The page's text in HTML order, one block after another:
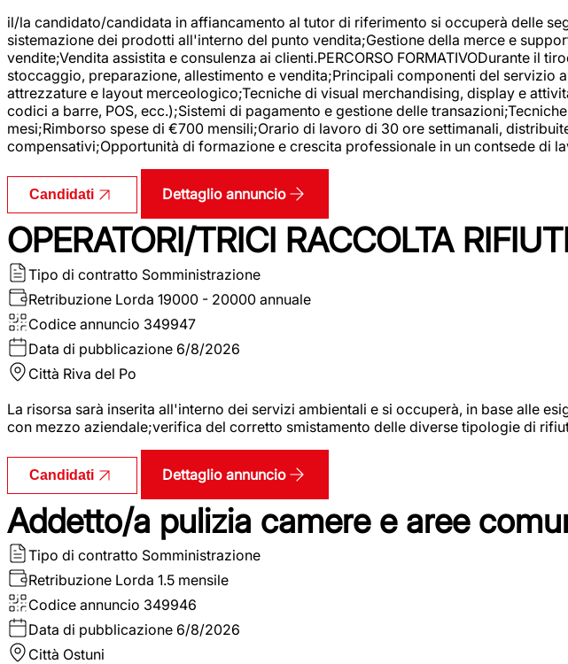
il/la candidato/candidata in affiancamento al tutor di riferimento si occuperà delle
sistemazione dei prodotti all'interno del punto vendita;Gestione della merce e
vendite;Vendita assistita e consulenza ai clienti.PERCORSO FORMATIVODurante
stoccaggio, preparazione, allestimento e vendita;Principali componenti del
attrezzature e layout merceologico;Tecniche di visual merchandising, display e
codici a barre, POS, ecc.);Sistemi di pagamento e gestione delle
mesi;Rimborso spese di €700 mensili;Orario di lavoro di 30 ore settimanali,
compensativi;Opportunità di formazione e crescita professionale in un contsede di
Candidati Dettaglio annuncio
OPERATORI/TRICI RACCOLTA
Tipo di contratto Somministrazione
Retribuzione Lorda 19000 - 20000 annuale
Codice annuncio 349947
Data di pubblicazione 6/8/2026
Città Riva del Po
La risorsa sarà inserita all'interno dei servizi ambientali e si occuperà, in base alle
con mezzo aziendale;verifica del corretto smistamento delle diverse tipologie di
Candidati Dettaglio annuncio
Addetto/a pulizia camere e aree
Tipo di contratto Somministrazione
Retribuzione Lorda 1.5 mensile
Codice annuncio 349946
Data di pubblicazione 6/8/2026
Città Ostuni